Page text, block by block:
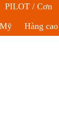
PILOT / Cơn
Hàng